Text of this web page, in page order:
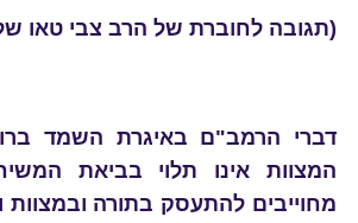
(תגובה לחוברת של הרב צבי טאו
דברי הרמב"ם באיגרת השמד
המצוות אינו תלוי בביאת
מחוייבים להתעסק בתורה